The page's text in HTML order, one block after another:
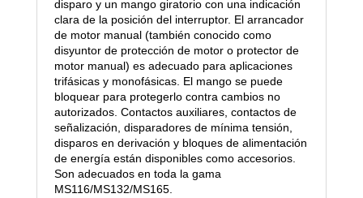
disparo y un mango giratorio con una indicación
clara de la posición del interruptor. El arrancador
de motor manual (también conocido como
disyuntor de protección de motor o protector de
motor manual) es adecuado para aplicaciones
trifásicas y monofásicas. El mango se puede
bloquear para protegerlo contra cambios no
autorizados. Contactos auxiliares, contactos de
señalización, disparadores de mínima tensión,
disparos en derivación y bloques de alimentación
de energía están disponibles como accesorios.
Son adecuados en toda la gama
MS116/MS132/MS165.